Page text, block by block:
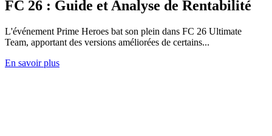
FC 26 : Guide et Analyse de Rentabilité
L'événement Prime Heroes bat son plein dans FC 26 Ultimate
Team, apportant des versions améliorées de certains...
En savoir plus